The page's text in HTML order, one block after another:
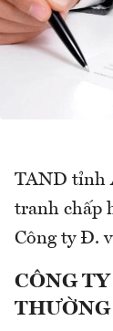
TAND tỉnh
tranh chấp
Công ty Đ.
CÔNG
THƯỜNG